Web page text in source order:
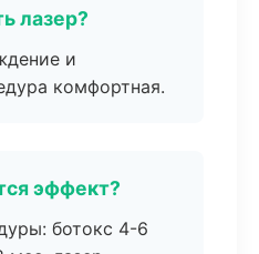
лазер?
и
комфортная.
эффект?
ботокс 4-6